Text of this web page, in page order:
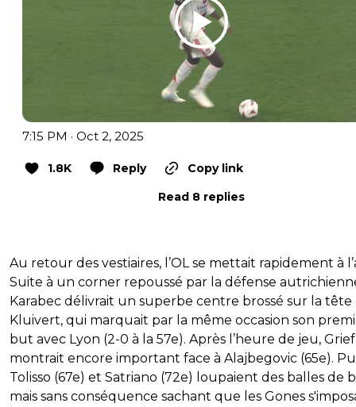
7:15 PM · Oct 2, 2025
1.8K Reply
Copy link
Read 8 replies
Au retour des vestiaires, l’OL se mettait rapidement à
Suite à un corner repoussé par la défense
Karabec délivrait un superbe centre brossé sur la tête
Kluivert, qui marquait par la même occasion son
but avec Lyon (2-0 à la 57e). Après l’heure de jeu,
montrait encore important face à Alajbegovic (65e).
Tolisso (67e) et Satriano (72e) loupaient des balles de
mais sans conséquence sachant que les Gones